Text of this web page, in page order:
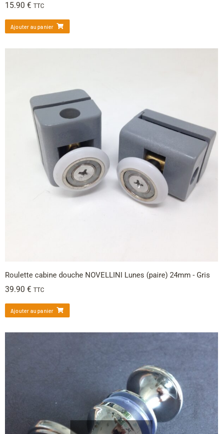
15.90 € TTC
Ajouter au panier
Roulette cabine douche NOVELLINI Lunes (paire) 24mm - Gris
39.90 € TTC
Ajouter au panier